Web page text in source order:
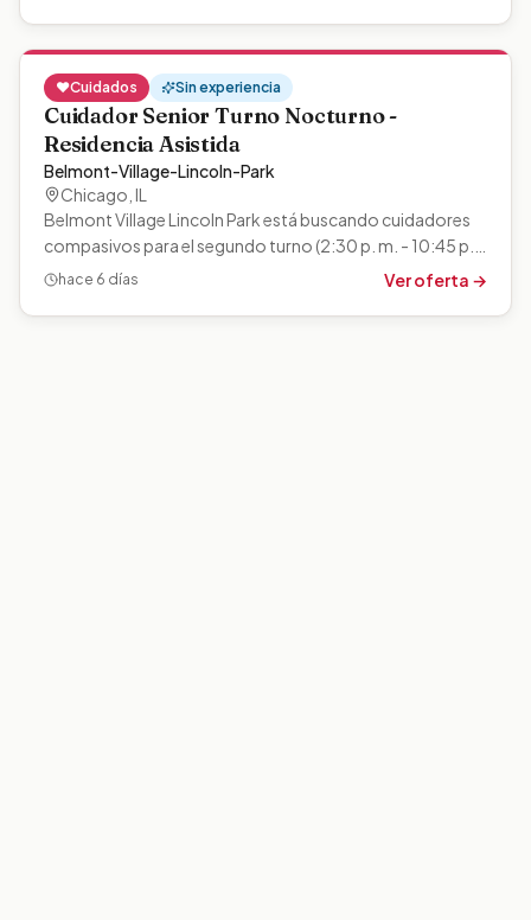
❤️Cuidados Sin experiencia
Cuidador Senior Turno Nocturno -
Residencia Asistida
Belmont-Village-Lincoln-Park
Chicago IL
Belmont Village Lincoln Park está buscando cuidadores
compasivos para el segundo turno (2:30 p. m. - 10:45 p.
m.). Esta función implica…
hace 6 días Ver oferta →